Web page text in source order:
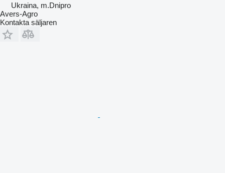
Ukraina, m.Dnipro
Avers-Agro
Kontakta säljaren